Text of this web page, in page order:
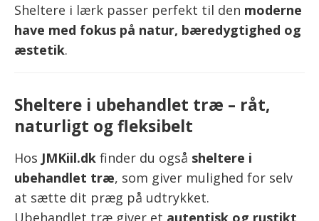
Sheltere i lærk passer perfekt til den moderne
have med fokus på natur, bæredygtighed og
æstetik.
Sheltere i ubehandlet træ – råt,
naturligt og fleksibelt
Hos JMKiil.dk finder du også sheltere i
ubehandlet træ, som giver mulighed for selv
at sætte dit præg på udtrykket.
Ubehandlet træ giver et autentisk og rustikt